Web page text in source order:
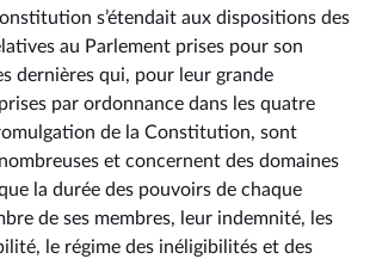
s’étendait aux dispositions des
au Parlement prises pour son
dernières qui, pour leur grande
par ordonnance dans les quatre
de la Constitution, sont
et concernent des domaines
la durée des pouvoirs de chaque
de ses membres, leur indemnité, les
le régime des inéligibilités et des